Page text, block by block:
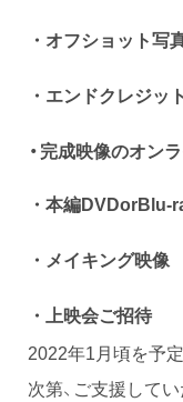
・オフショット写
・エンドクレジッ
・完成映像のオン
・本編DVDorBlu-
・メイキング映像
・上映会ご招待
2022年1月頃を予
次第、ご支援して